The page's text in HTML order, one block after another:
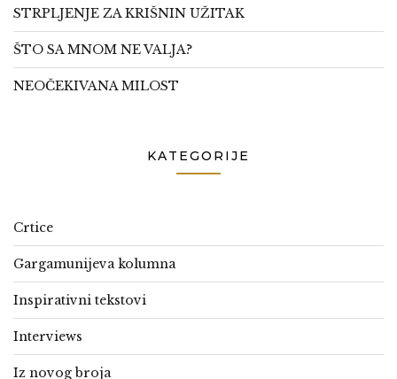
STRPLJENJE ZA KRIŠNIN UŽITAK
ŠTO SA MNOM NE VALJA?
NEOČEKIVANA MILOST
KATEGORIJE
Crtice
Gargamunijeva kolumna
Inspirativni tekstovi
Interviews
Iz novog broja